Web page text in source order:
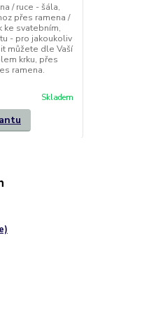
/ ruce - šála,
přes ramena /
ke svatebním,
- pro jakoukoliv
můžete dle Vaší
krku, přes
ramena.
Skladem